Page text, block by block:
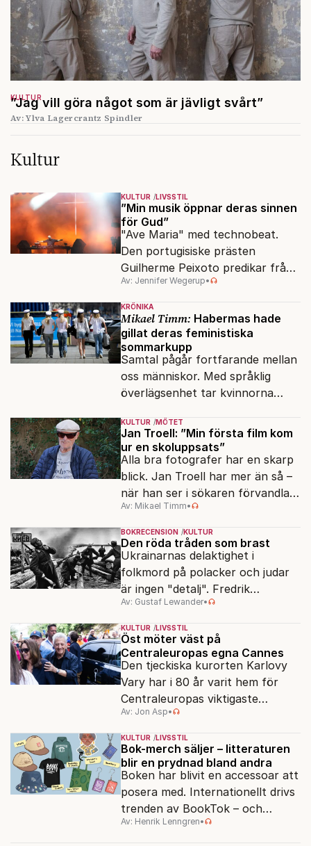
”Jag vill göra något som är jävligt svårt”
KULTUR
Av: Ylva Lagercrantz Spindler
Kultur
KULTUR LIVSSTIL
”Min musik öppnar deras sinnen
för Gud”
"Ave Maria" med technobeat.
Den portugisiske prästen
Guilherme Peixoto predikar från
DJ-båset.
Av: Jennifer Wegerup•
KRÖNIKA
Mikael Timm: Habermas hade
gillat deras feministiska
sommarkupp
Samtal pågår fortfarande mellan
oss människor. Med språklig
överlägsenhet tar kvinnorna
KULTUR MÖTET
Jan Troell: ”Min första film kom
ur en skoluppsats”
Alla bra fotografer har en skarp
blick. Jan Troell har mer än så –
när han ser i sökaren förvandlas
vardagen till underverk. Fyllda 95
gör han en ny film.
Av: Mikael Timm•
BOKRECENSION KULTUR
Den röda tråden som brast
Ukrainarnas delaktighet i
folkmord på polacker och judar
är ingen "detalj". Fredrik
Segerfeldts iver att skildra den
ryska imperialismen leder till en
förenklad bild av historien.
Av: Gustaf Lewander•
KULTUR LIVSSTIL
Öst möter väst på
Centraleuropas egna Cannes
Den tjeckiska kurorten Karlovy
Vary har i 80 år varit hem för
Centraleuropas viktigaste
filmfestival – en plats där
Hollywoodglans möter
egensinnighet.
Av: Jon Asp•
KULTUR LIVSSTIL
Bok-merch säljer – litteraturen
blir en prydnad bland andra
Boken har blivit en accessoar att
posera med. Internationellt drivs
trenden av BookTok – och
förlagen följer efter.
Av: Henrik Lenngren•